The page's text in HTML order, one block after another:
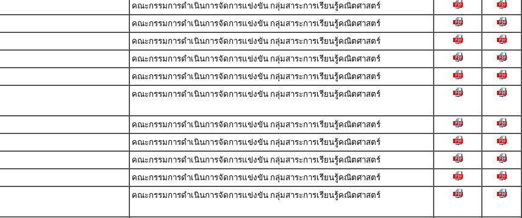
คณะกรรมการดำเนินการจัดการแข่งขัน กลุ่มสาระการเรียนรู้คณิตศาสตร์
คณะกรรมการดำเนินการจัดการแข่งขัน กลุ่มสาระการเรียนรู้คณิตศาสตร์
คณะกรรมการดำเนินการจัดการแข่งขัน กลุ่มสาระการเรียนรู้คณิตศาสตร์
คณะกรรมการดำเนินการจัดการแข่งขัน กลุ่มสาระการเรียนรู้คณิตศาสตร์
คณะกรรมการดำเนินการจัดการแข่งขัน กลุ่มสาระการเรียนรู้คณิตศาสตร์
คณะกรรมการดำเนินการจัดการแข่งขัน กลุ่มสาระการเรียนรู้คณิตศาสตร์
คณะกรรมการดำเนินการจัดการแข่งขัน กลุ่มสาระการเรียนรู้คณิตศาสตร์
คณะกรรมการดำเนินการจัดการแข่งขัน กลุ่มสาระการเรียนรู้คณิตศาสตร์
คณะกรรมการดำเนินการจัดการแข่งขัน กลุ่มสาระการเรียนรู้คณิตศาสตร์
คณะกรรมการดำเนินการจัดการแข่งขัน กลุ่มสาระการเรียนรู้คณิตศาสตร์
คณะกรรมการดำเนินการจัดการแข่งขัน กลุ่มสาระการเรียนรู้คณิตศาสตร์